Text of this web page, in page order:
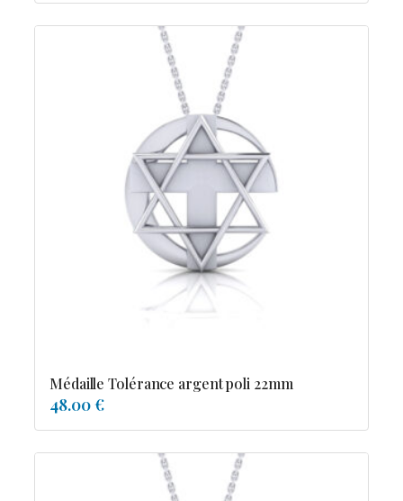
Médaille Tolérance argent poli 22mm
48.00 €